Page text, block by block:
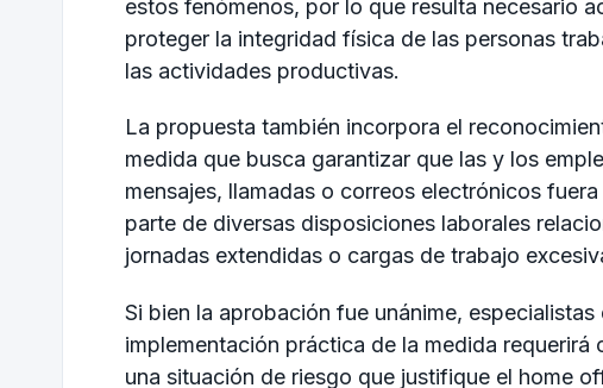
estos fenómenos, por lo que resulta necesario
proteger la integridad física de las personas
las actividades productivas.
La propuesta también incorpora el
medida que busca garantizar que las y los
mensajes, llamadas o correos electrónicos
parte de diversas disposiciones laborales
jornadas extendidas o cargas de trabajo
Si bien la aprobación fue unánime,
implementación práctica de la medida
una situación de riesgo que justifique el home